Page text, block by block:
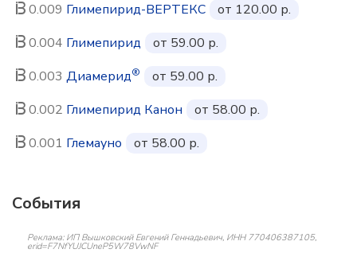
0.009 Глимепирид-ВЕРТЕКС
от 120.00 р.
0.004 Глимепирид
от 59.00 р.
0.003 Диамерид®
от 59.00 р.
0.002 Глимепирид Канон
от 58.00 р.
0.001 Глемауно от 58.00 р.
События
Реклама: ИП Вышковский Евгений Геннадьевич, ИНН 770406387105,
erid=F7NfYUJCUneP5W78VwNF